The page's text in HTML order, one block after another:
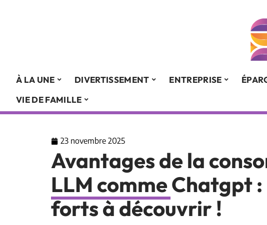
À LA UNE DIVERTISSEMENT ENTREPRISE
VIE DE FAMILLE
23 novembre 2025
Avantages de la
LLM comme Chatgpt
forts à découvrir !